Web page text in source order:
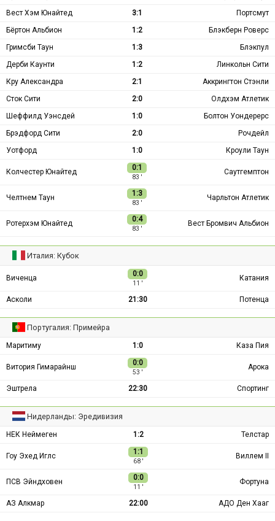
Вест Хэм Юнайтед
3:1
Портсмут
Бёртон Альбион
1:2
Блэкберн Роверс
Гримсби Таун
1:3
Блэкпул
Дерби Каунти
1:2
Линкольн Сити
Кру Александра
2:1
Аккрингтон Стэнли
Сток Сити
2:0
Олдхэм Атлетик
Шеффилд Уэнсдей
1:0
Болтон Уондерерс
Брэдфорд Сити
2:0
Рочдейл
Уотфорд
1:0 Кроули Таун
Колчестер Юнайтед 0:1
83 ′
Саутгемптон
Челтнем Таун 1:3
83 ′
Чарльтон Атлетик
Ротерхэм Юнайтед 0:4
83 ′
Вест Бромвич Альбион
Италия: Кубок
Виченца 0:0
11 ′
Катания
Асколи 21:30 Потенца
Португалия: Примейра
Маритиму 1:0 Каза Пия
Витория Гимарайнш 0:0
53 ′
Арока
Эштрела 22:30 Спортинг
Нидерланды: Эредивизия
НЕК Неймеген 1:2 Телстар
Гоу Эхед Иглс 1:1
68 ′
Виллем II
ПСВ Эйндховен 0:0
11 ′
Фортуна
АЗ Алкмар 22:00 АДО Ден Хааг